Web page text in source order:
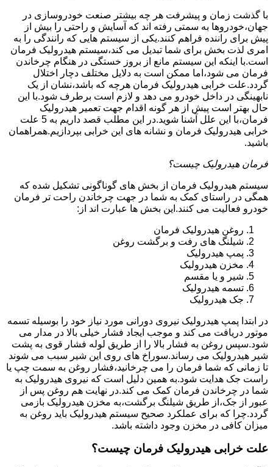
با گذشت زمان و پیشرفت هر چه بیشتر صنعت خودروسازی در
جهان،خودروها به سمتی رفته اند که آسایش و راحتی را بیش از
پیش برای راننده فراهم کنند.یکی از سیستم هایی که رانندگی را به
امری لذت بخش برای شما تبدیل می کند،سیستم هیدرولیک فرمان
است.با اینکه این سیستم مانع از بروز خستگی در هنگام چرخاندن
فرمان می شود،اما ممکن است به دلایل مختلف دچار اختلال
گردد.علت خرابی هیدرولیک فرمان هرچه که باشد،نشان از یک
نابهینگی در داخل خودرو می دهد و لازم است برطرف شود.با این
حال بهتر است پیش از هر گونه اقدام جهت تعمیر هیدرولیک
فرمان،با این علل آشنا شوید.در این مطلب قصد داریم به 5 علت
خرابی هیدرولیک فرمان و نشانه های این خرابی بپردازیم.همراهمان
باشید.
فرمان هیدرولیک چیست؟
سیستم هیدرولیک فرمان از بخش های گوناگونی تشکیل شده که
همگی در راستای کمک به شما در جهت چرخاندن راحت تر فرمان
خودرو فعالیت می کنند.این بخش ها عبارت اند از:
روغن هیدرولیک فرمان
شیلنگ های رفت و برگشت روغن
پمپ هیدرولیک
مخزن هیدرولیک
شیر و یا مقسم
تسمه هیدرولیک
جک هیدرولیک
در ابتدا پمپ هیدرولیک نیروی دورانی مورد نیاز خود را بوسیله تسمه
موتور دریافت می کند و موجب ایجاد فشار خیلی بالا در مدار می
شود.سپس روغن به فشار بالا را از طریق لوله فشار قوی به پشت
شیر هیدرولیک می رساند.سوراخ های روی این شیر سبب می شوند
تا زمانی که شما فرمان را می چرخانید،فشار روغن به سمت چپ یا
راست جک هدایت شود.به همین دلیل است که نیروی هیدرولیک به
شما در چرخاندن فرمان کمک می کند.در نهایت هم روغن پس از
عبور از جک،از طریق شیلنگ برگشت،به مخزن هیدرولیک بازمی
گردد.چرا که برای عملکرد صحیح سیستم هیدرولیک باید روغن به
میزان کافی در مخزن وجود داشته باشد.
علت خرابی هیدرولیک فرمان چیست؟